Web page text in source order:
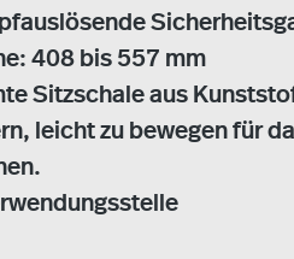
408 bis 557 mm
Sitzschale aus
leicht zu bewegen für